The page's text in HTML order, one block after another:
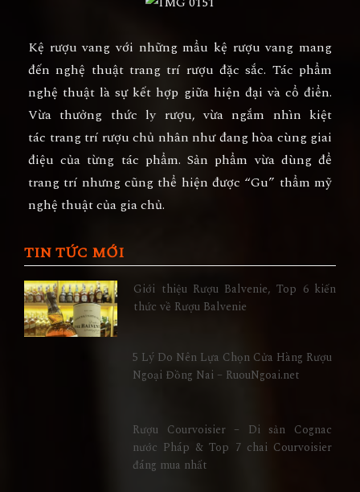
Kệ rượu vang với những mẩu kệ rượu vang mang
đến nghệ thuật trang trí rượu đặc sắc. Tác phẩm
nghệ thuật là sự kết hợp giữa hiện đại và cổ điển.
Vừa thưởng thức ly rượu, vừa ngắm nhìn kiệt
tác trang trí rượu chủ nhân như đang hòa cùng giai
điệu của từng tác phẩm. Sản phẩm vừa dùng để
trang trí nhưng cũng thể hiện được “Gu” thẩm mỹ
nghệ thuật của gia chủ.
TIN TỨC MỚI
Giới thiệu Rượu Balvenie, Top 6 kiến
thức về Rượu Balvenie
5 Lý Do Nên Lựa Chọn Cửa Hàng Rượu
Ngoại Đồng Nai – RuouNgoai.net
Rượu Courvoisier – Di sản Cognac
nước Pháp & Top 7 chai Courvoisier
đáng mua nhất